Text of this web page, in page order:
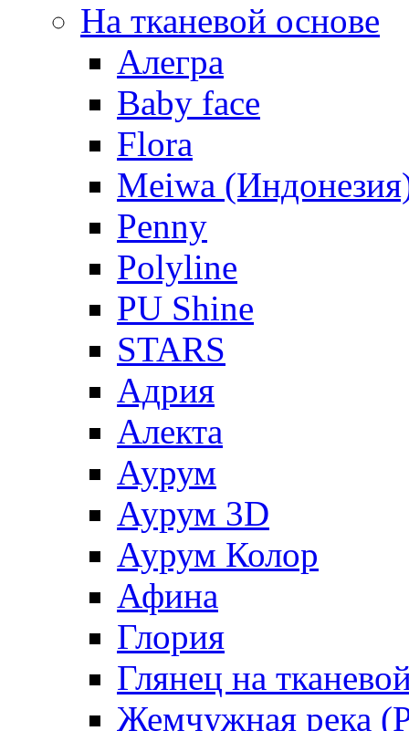
На тканевой основе
Алегра
Baby face
Flora
Meiwa
Penny
Polyline
PU Shine
STARS
Адрия
Алекта
Аурум
Аурум 3D
Аурум Колор
Афина
Глория
Глянец на
Жемчужная река